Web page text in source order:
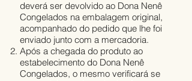
deverá ser devolvido ao Dona Nenê
Congelados na embalagem original,
acompanhado do pedido que lhe foi
enviado junto com a mercadoria.
Após a chegada do produto ao
estabelecimento do Dona Nenê
Congelados, o mesmo verificará se